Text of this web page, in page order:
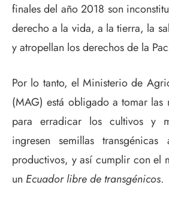
finales del año 2018 son
derecho a la vida, a la tierra, la
y atropellan los derechos de la
Por lo tanto, el Ministerio de
(MAG) está obligado a tomar las
para erradicar los cultivos y
ingresen semillas
productivos, y así cumplir con el
un Ecuador libre de transgénicos.